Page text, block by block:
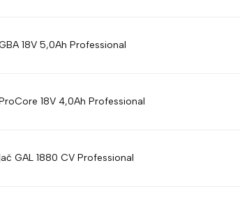
18V 5,0Ah Professional
18V 4,0Ah Professional
GAL 1880 CV Professional